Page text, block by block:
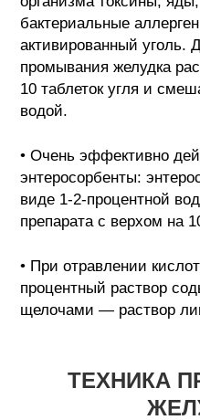
бактериальные
активированный уголь.
промывания желудка
10 таблеток угля и
водой.
• Очень эффективно
энтеросорбенты:
виде 1-2-процентной
препарата с верхом на
• При отравлении
процентный раствор
щелочами — раствор
ТЕХНИКА